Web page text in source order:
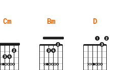
Cm Bm D